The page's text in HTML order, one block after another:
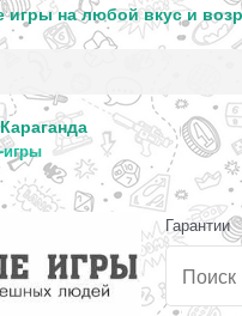
игры на любой вкус и
г.
Гарантии